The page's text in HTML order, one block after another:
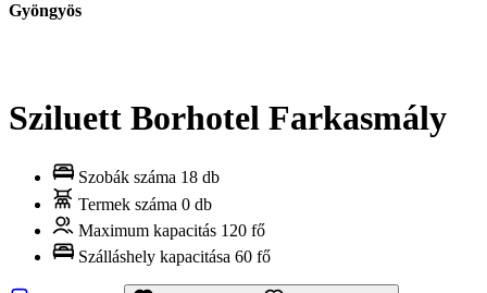
Gyöngyös
Sziluett Borhotel Farkasmály
Szobák száma 18 db
Termek száma 0 db
Maximum kapacitás 120 fő
Szálláshely kapacitása 60 fő